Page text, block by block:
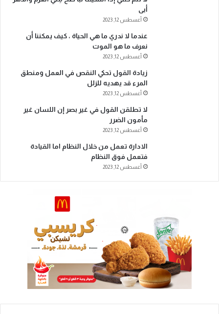
أبى
أغسطس 12, 2023
عندما لا ندري ما هي الحياة ، كيف يمكننا أن
نعرف ما هو الموت
أغسطس 12, 2023
زيادة القول تحكي النقص في العمل ومنطق
المرء قد يهديه للزلل
أغسطس 12, 2023
لا تطلقن القول في غير بصر إن اللسان غير
مأمون الضرر
أغسطس 12, 2023
الادارة تعمل من خلال النظام اما القيادة
فتعمل فوق النظام
أغسطس 12, 2023